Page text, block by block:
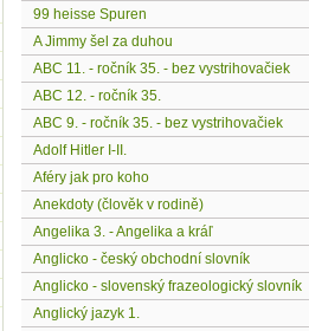
99 heisse Spuren
A Jimmy šel za duhou
ABC 11. - ročník 35. - bez vystrihovačiek
ABC 12. - ročník 35.
ABC 9. - ročník 35. - bez vystrihovačiek
Adolf Hitler I-II.
Aféry jak pro koho
Anekdoty (člověk v rodině)
Angelika 3. - Angelika a kráľ
Anglicko - český obchodní slovník
Anglicko - slovenský frazeologický slovník
Anglický jazyk 1.